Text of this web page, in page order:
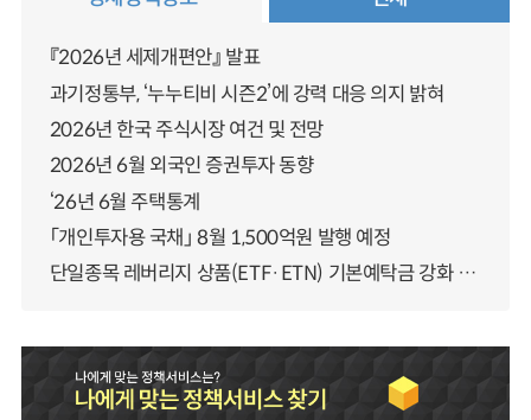
『2026년 세제개편안』 발표
과기정통부, ‘누누티비 시즌2’에 강력 대응 의지 밝혀
2026년 한국 주식시장 여건 및 전망
2026년 6월 외국인 증권투자 동향
‘26년 6월 주택통계
「개인투자용 국채」 8월 1,500억원 발행 예정
단일종목 레버리지 상품(ETF·ETN) 기본예탁금 강화 조기시행 방안 안내